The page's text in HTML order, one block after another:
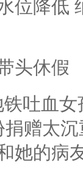
位降低
头休假
吐血
捐赠太
她的病